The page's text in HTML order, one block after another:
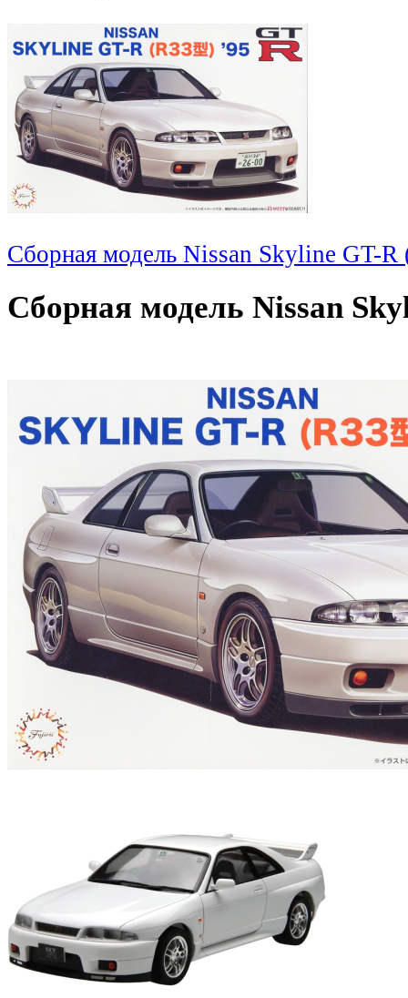
Сборная модель Nissan Skyline GT-R
Сборная модель Nissan